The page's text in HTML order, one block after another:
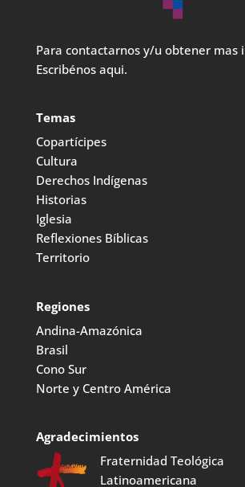
Para contactarnos y/u obtener mas
Escribénos aqui.
Temas
Copartícipes
Cultura
Derechos Indígenas
Historias
Iglesia
Reflexiones Bíblicas
Territorio
Regiones
Andina-Amazónica
Brasil
Cono Sur
Norte y Centro América
Agradecimientos
Fraternidad Teológica
Latinoamericana